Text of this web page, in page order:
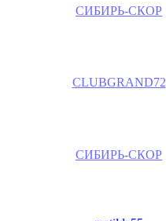
СИБИРЬ-СКОР
CLUBGRAND72
СИБИРЬ-СКОР